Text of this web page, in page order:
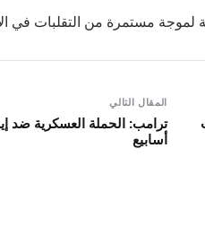
مستمرة من التقلبات في
المقال التالي
ترامب: الحملة العسكرية ضد
أسابيع